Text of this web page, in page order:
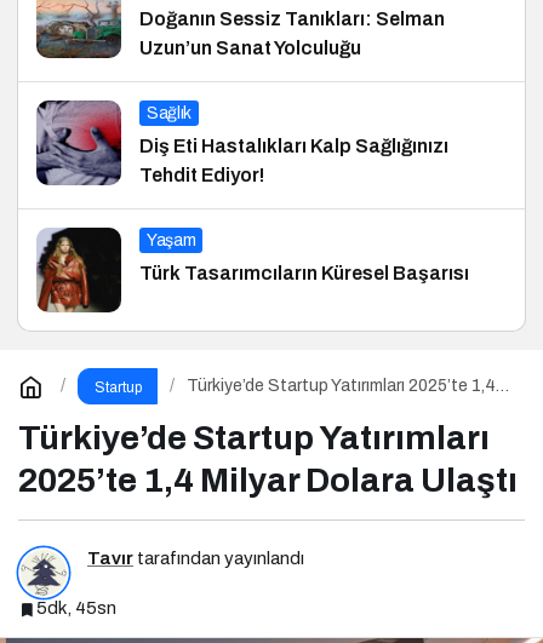
Doğanın Sessiz Tanıkları: Selman
Uzun’un Sanat Yolculuğu
Sağlık
Diş Eti Hastalıkları Kalp Sağlığınızı
Tehdit Ediyor!
Yaşam
Türk Tasarımcıların Küresel Başarısı
Startup
Türkiye’de Startup Yatırımları 2025’te 1,4
Türkiye’de Startup Yatırımları
2025’te 1,4 Milyar Dolara Ulaştı
Tavır tarafından yayınlandı
5dk, 45sn